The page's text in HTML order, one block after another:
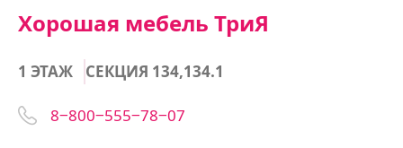
Хорошая мебель ТриЯ
1 ЭТАЖ СЕКЦИЯ 134,134.1
8‒800‒555‒78‒07